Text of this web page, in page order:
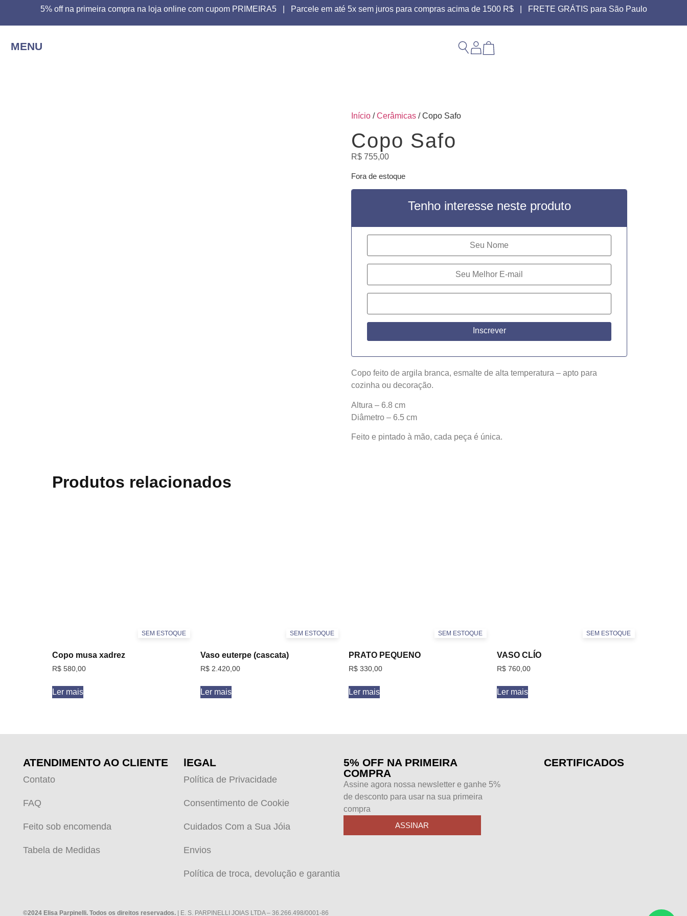
5% off na primeira compra na loja online com cupom PRIMEIRA5 | Parcele em até 5x sem juros para compras acima de 1500 R$ | FRETE GRÁTIS para São Paulo
MENU
Início /Cerâmicas / Copo Safo
Copo Safo
R$ 755,00
Fora de estoque
Tenho interesse neste produto
Inscrever
Copo feito de argila branca, esmalte de alta temperatura – apto para
cozinha ou decoração.
Altura – 6.8 cm
Diâmetro – 6.5 cm
Feito e pintado à mão, cada peça é única.
Produtos relacionados
SEM ESTOQUE
Copo musa xadrez
R$ 580,00
Ler mais
SEM ESTOQUE
Vaso euterpe (cascata)
R$ 2.420,00
Ler mais
SEM ESTOQUE
PRATO PEQUENO
R$ 330,00
Ler mais
SEM ESTOQUE
VASO CLÍO
R$ 760,00
Ler mais
ATENDIMENTO AO CLIENTE
Contato
FAQ
Feito sob encomenda
Tabela de Medidas
lEGAL
Política de Privacidade
Consentimento de Cookie
Cuidados Com a Sua Jóia
Envios
Política de troca, devolução e garantia
5% OFF NA PRIMEIRA
COMPRA
Assine agora nossa newsletter e ganhe 5%
de desconto para usar na sua primeira
compra
ASSINAR
CERTIFICADOS
©2024 Elisa Parpinelli. Todos os direitos reservados. | E. S. PARPINELLI JOIAS LTDA – 36.266.498/0001-86